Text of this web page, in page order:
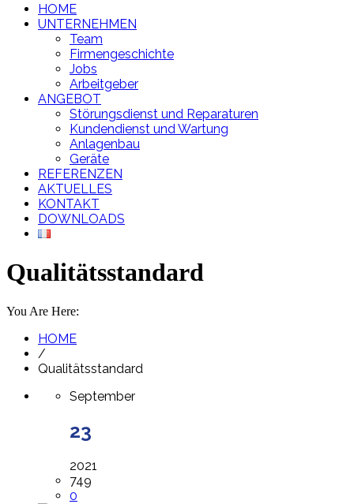
HOME
UNTERNEHMEN
Team
Firmengeschichte
Jobs
Arbeitgeber
ANGEBOT
Störungsdienst und Reparaturen
Kundendienst und Wartung
Anlagenbau
Geräte
REFERENZEN
AKTUELLES
KONTAKT
DOWNLOADS
Qualitätsstandard
You Are Here:
HOME
/
Qualitätsstandard
September
23
2021
749
0